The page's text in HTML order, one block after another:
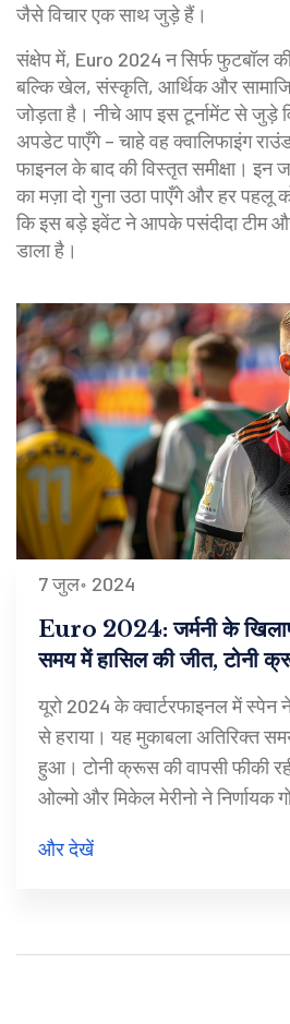
जैसे विचार एक साथ जुड़े हैं।
संक्षेप में, Euro 2024 न सिर्फ फुटबॉल
बल्कि खेल, संस्कृति, आर्थिक और
जोड़ता है। नीचे आप इस टूर्नामेंट से जुड़े
अपडेट पाएँगे – चाहे वह क्वालिफाइंग
फाइनल के बाद की विस्तृत समीक्षा। इन
का मज़ा दो गुना उठा पाएँगे और हर
कि इस बड़े इवेंट ने आपके पसंदीदा टीम
डाला है।
7 जुल॰ 2024
Euro 2024: जर्मनी के
समय में हासिल की जीत, टोनी
फीकी
यूरो 2024 के क्वार्टरफाइनल में स्पेन
से हराया। यह मुकाबला अतिरिक्त
हुआ। टोनी क्रूस की वापसी फीकी
ओल्मो और मिकेल मेरीनो ने निर्णायक
और देखें